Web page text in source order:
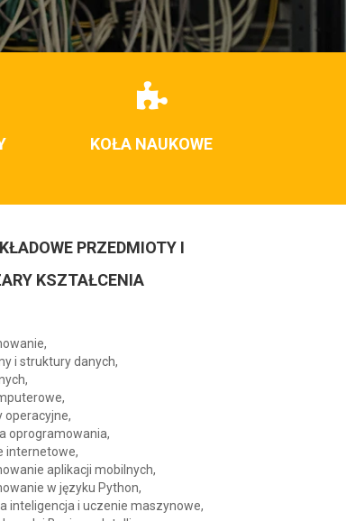
KOŁA NAUKOWE
PRZEDMIOTY I
KSZTAŁCENIA
i struktury danych,
operacyjne,
oprogramowania,
internetowe,
aplikacji mobilnych,
w języku Python,
inteligencja i uczenie maszynowe,